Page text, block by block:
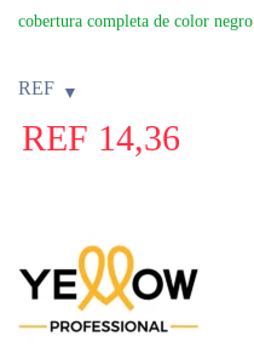
cobertura completa de color negro.
REF
REF 14,36